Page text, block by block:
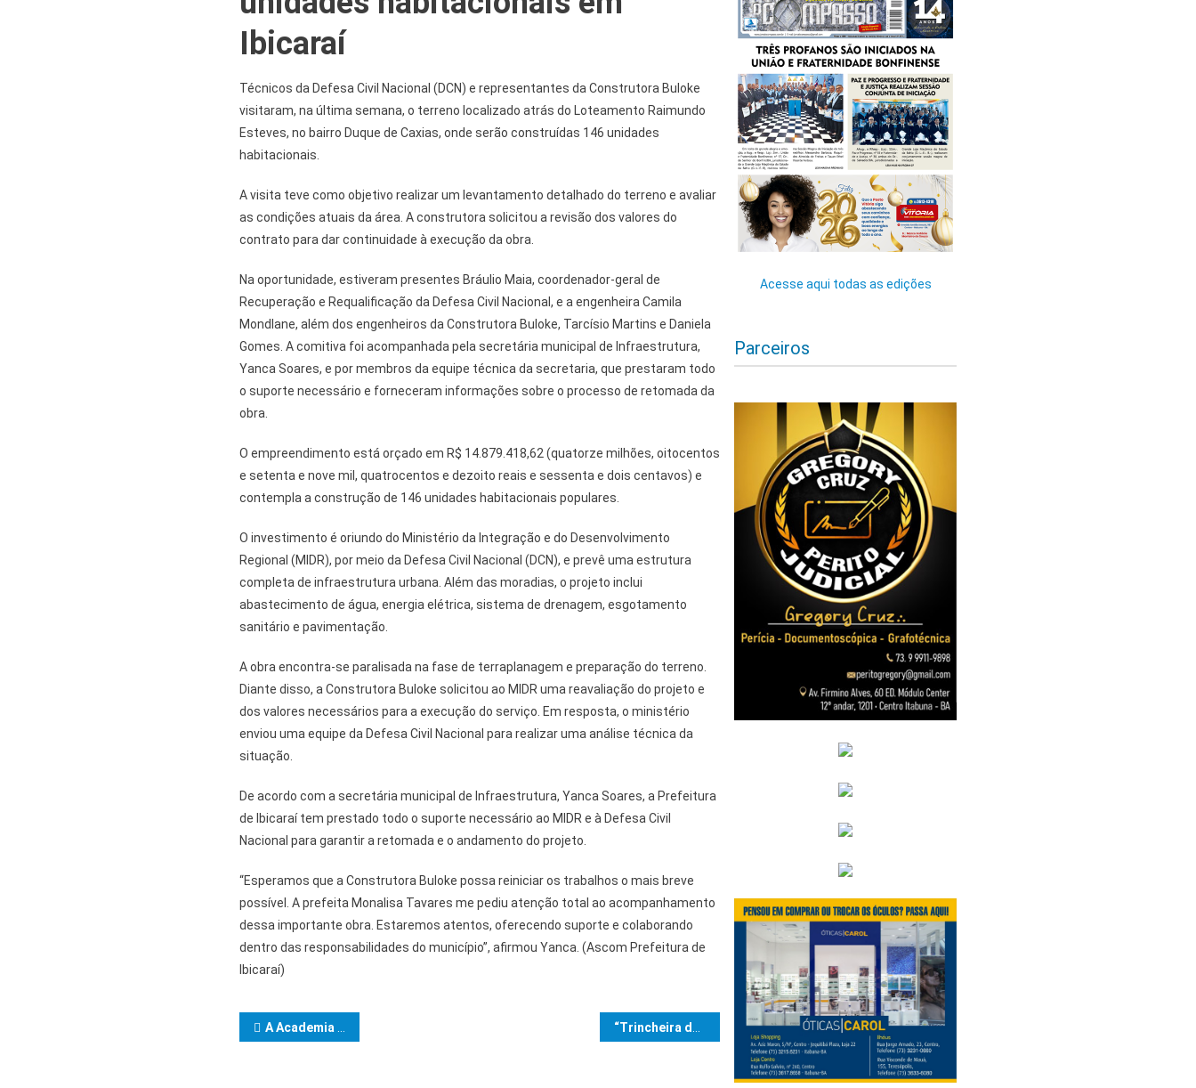
Ibicaraí
Técnicos da Defesa Civil Nacional (DCN) e representantes da Construtora Buloke
visitaram, na última semana, o terreno localizado atrás do Loteamento Raimundo
Esteves, no bairro Duque de Caxias, onde serão construídas 146 unidades
habitacionais.
A visita teve como objetivo realizar um levantamento detalhado do terreno e avaliar
as condições atuais da área. A construtora solicitou a revisão dos valores do
contrato para dar continuidade à execução da obra.
Na oportunidade, estiveram presentes Bráulio Maia, coordenador-geral de
Recuperação e Requalificação da Defesa Civil Nacional, e a engenheira Camila
Mondlane, além dos engenheiros da Construtora Buloke, Tarcísio Martins e Daniela
Gomes. A comitiva foi acompanhada pela secretária municipal de Infraestrutura,
Yanca Soares, e por membros da equipe técnica da secretaria, que prestaram todo
o suporte necessário e forneceram informações sobre o processo de retomada da
obra.
O empreendimento está orçado em R$ 14.879.418,62 (quatorze milhões, oitocentos
e setenta e nove mil, quatrocentos e dezoito reais e sessenta e dois centavos) e
contempla a construção de 146 unidades habitacionais populares.
O investimento é oriundo do Ministério da Integração e do Desenvolvimento
Regional (MIDR), por meio da Defesa Civil Nacional (DCN), e prevê uma estrutura
completa de infraestrutura urbana. Além das moradias, o projeto inclui
abastecimento de água, energia elétrica, sistema de drenagem, esgotamento
sanitário e pavimentação.
A obra encontra-se paralisada na fase de terraplanagem e preparação do terreno.
Diante disso, a Construtora Buloke solicitou ao MIDR uma reavaliação do projeto e
dos valores necessários para a execução do serviço. Em resposta, o ministério
enviou uma equipe da Defesa Civil Nacional para realizar uma análise técnica da
situação.
De acordo com a secretária municipal de Infraestrutura, Yanca Soares, a Prefeitura
de Ibicaraí tem prestado todo o suporte necessário ao MIDR e à Defesa Civil
Nacional para garantir a retomada e o andamento do projeto.
“Esperamos que a Construtora Buloke possa reiniciar os trabalhos o mais breve
possível. A prefeita Monalisa Tavares me pediu atenção total ao acompanhamento
dessa importante obra. Estaremos atentos, oferecendo suporte e colaborando
dentro das responsabilidades do município”, afirmou Yanca. (Ascom Prefeitura de
Ibicaraí)
Navegação de Post
A Academia de Letras Jurídicas do Sul da Bahia prestigia a posse da nova diretoria da Amalcarg
Acesse aqui todas as edições
Parceiros